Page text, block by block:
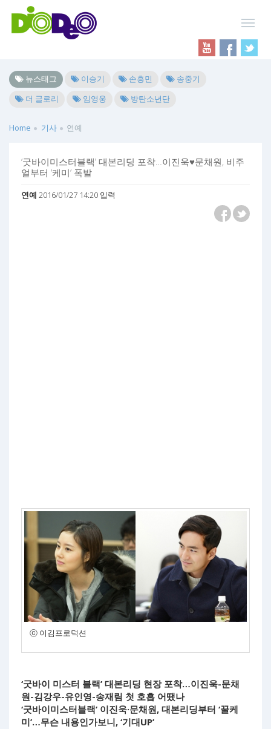
뉴스태그 이승기 손흥민
송중기
더 글로리
임영웅 방탄소년단
Home 기사 연예
‘굿바이미스터블랙’ 대본리딩 포착…이진욱♥문채원, 비주
얼부터 ‘케미’ 폭발
연예 2016/01/27 14:20 입력
ⓒ 이김프로덕션
‘굿바이 미스터 블랙’ 대본리딩 현장 포착…이진욱-문채
원-김강우-유인영-송재림 첫 호흡 어땠나
‘굿바이미스터블랙’ 이진욱·문채원, 대본리딩부터 ‘꿀케
미’…무슨 내용인가보니, ‘기대UP’